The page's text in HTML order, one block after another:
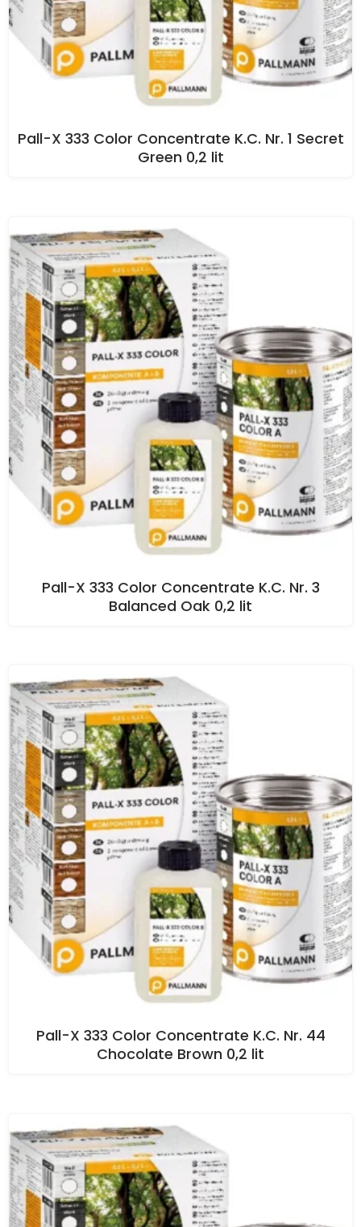
Pall-X 333 Color Concentrate K.C. Nr. 1 Secret
Green 0,2 lit
Pall-X 333 Color Concentrate K.C. Nr. 3
Balanced Oak 0,2 lit
Pall-X 333 Color Concentrate K.C. Nr. 44
Chocolate Brown 0,2 lit